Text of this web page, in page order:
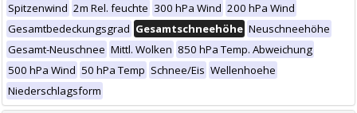
Spitzenwind 2m Rel. feuchte 300 hPa Wind 200 hPa Wind
Gesamtbedeckungsgrad Gesamtschneehöhe Neuschneehöhe
Gesamt-Neuschnee Mittl. Wolken 850 hPa Temp. Abweichung
500 hPa Wind 50 hPa Temp Schnee/Eis Wellenhoehe
Niederschlagsform